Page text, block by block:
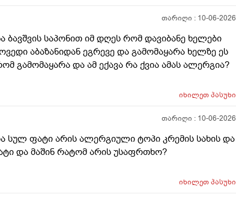
თარიღი : 10-06-2026
ბავშვის საპონით იმ დღეს რომ დავიბანე ხელები
აბაზანიდან ეგრევე და გამომაყარა ხელზე ეს
გამომაყარა და ამ ექავა რა ქვია ამას ალერგია?
იხილეთპასუხი
თარიღი : 10-06-2026
სულ ფატი არის ალერგიული ტოპი კრემის სახის და
და მაშინ რატომ არის უსაფრთხო?
იხილეთპასუხი